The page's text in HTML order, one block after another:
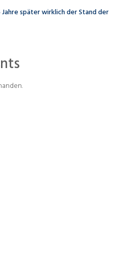
Jahre später wirklich der Stand der